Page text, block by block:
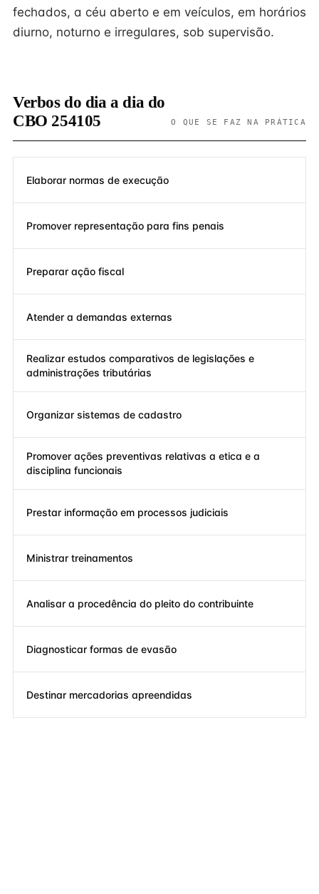
fechados, a céu aberto e em veículos, em horários
diurno, noturno e irregulares, sob supervisão.
Verbos do dia a dia do
CBO 254105
O QUE SE FAZ NA PRÁTICA
Elaborar normas de execução
Promover representação para fins penais
Preparar ação fiscal
Atender a demandas externas
Realizar estudos comparativos de legislações e
administrações tributárias
Organizar sistemas de cadastro
Promover ações preventivas relativas a etica e a
disciplina funcionais
Prestar informação em processos judiciais
Ministrar treinamentos
Analisar a procedência do pleito do contribuinte
Diagnosticar formas de evasão
Destinar mercadorias apreendidas